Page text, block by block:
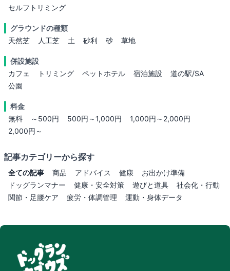
セルフトリミング
グラウンドの種類
天然芝
人工芝 土 砂利 砂 草地
併設施設
カフェ
トリミング ペットホテル 宿泊施設
道の駅/SA
公園
料金
無料
～500円 500円～1,000円
1,000円～2,000円
2,000円～
記事カテゴリーから探す
全ての記事 商品 アドバイス 健康
お出かけ準備
ドッグランマナー
健康・安全対策 遊びと道具
社会化・行動
関節・足腰ケア
疲労・体調管理 運動・身体データ